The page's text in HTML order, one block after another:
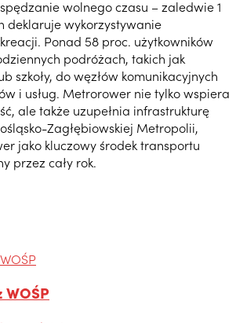
wolnego czasu – zaledwie 1
deklaruje wykorzystywanie
Ponad 58 proc. użytkowników
podróżach, takich jak
szkoły, do węzłów komunikacyjnych
i usług. Metrorower nie tylko wspiera
ale także uzupełnia infrastrukturę
Zagłębiowskiej Metropolii,
jako kluczowy środek transportu
przez cały rok.